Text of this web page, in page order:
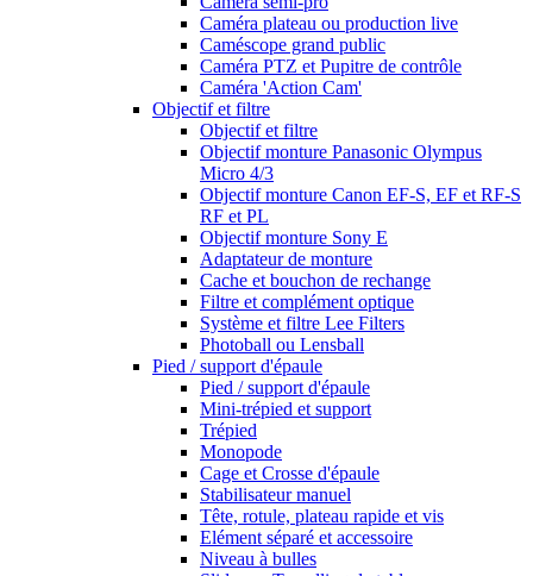
Caméra plateau ou production live
Caméscope grand public
Caméra PTZ et Pupitre de contrôle
Caméra 'Action Cam'
Objectif et filtre
Objectif et filtre
Objectif monture Panasonic Olympus
Micro 4/3
Objectif monture Canon EF-S, EF et RF-S
RF et PL
Objectif monture Sony E
Adaptateur de monture
Cache et bouchon de rechange
Filtre et complément optique
Système et filtre Lee Filters
Photoball ou Lensball
Pied / support d'épaule
Pied / support d'épaule
Mini-trépied et support
Trépied
Monopode
Cage et Crosse d'épaule
Stabilisateur manuel
Tête, rotule, plateau rapide et vis
Elément séparé et accessoire
Niveau à bulles